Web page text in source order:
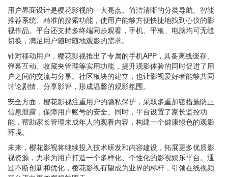
用户界面设计是樱花影视的一大亮点。简洁清晰的分类导航、智能
推荐系统、精准的搜索功能，使用户能够方便快捷地找到心仪的影
视作品。平台还支持多终端同步观看，手机、平板、电脑均可无缝
切换，满足用户随时随地观影的需求。
针对移动用户，樱花影视推出了专属的手机APP，具备离线缓存、
弹幕互动、收藏夹管理等实用功能，提升观影体验的同时促进了用
户之间的交流与分享。社区板块的建立，也让影视爱好者能够共同
讨论剧情、分享影评，形成温馨的观影氛围。
安全方面，樱花影视注重用户的隐私保护，采取多重加密措施防止
信息泄露，保障用户账号的安全。同时，平台设置了家长监控功
能，帮助家长管理未成年人的观看内容，构建一个健康绿色的观影
环境。
未来，樱花影视将继续投入技术研发和内容建设，拓展更多优质影
视资源，力求为用户打造一个多样化、个性化的影视娱乐平台。通
过不断创新和优化，樱花影视有望成为业界的标杆，引领在线视频